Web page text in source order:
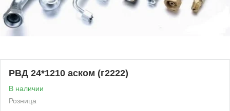
РВД 24*1210 аском (г2222)
В наличии
Розница